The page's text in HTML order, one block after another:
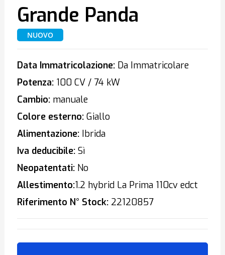
Grande Panda
NUOVO
Data Immatricolazione:Da Immatricolare
Potenza:100 CV / 74 kW
Cambio:manuale
Colore esterno:Giallo
Alimentazione:Ibrida
Iva deducibile:Sì
Neopatentati:No
Allestimento:1.2 hybrid La Prima 110cv edct
Riferimento N° Stock:22120857